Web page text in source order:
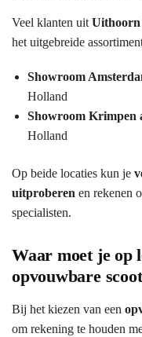
Veel klanten uit Uithoorn
het uitgebreide
Showroom
Holland
Showroom Krimpen
Holland
Op beide locaties kun je
uitproberen en rekenen
specialisten.
Waar moet je op
opvouwbare
Bij het kiezen van een
om rekening te houden